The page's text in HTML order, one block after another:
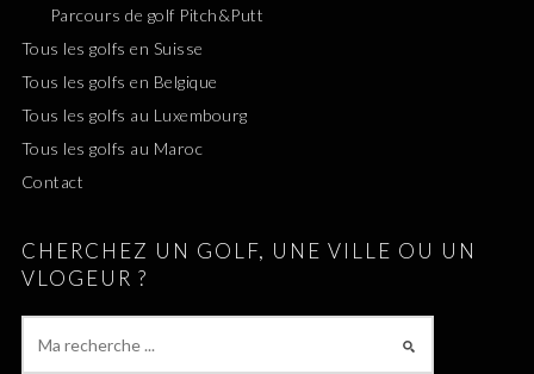
Parcours de golf Pitch&Putt
Tous les golfs en Suisse
Tous les golfs en Belgique
Tous les golfs au Luxembourg
Tous les golfs au Maroc
Contact
CHERCHEZ UN GOLF, UNE VILLE OU UN
VLOGEUR ?